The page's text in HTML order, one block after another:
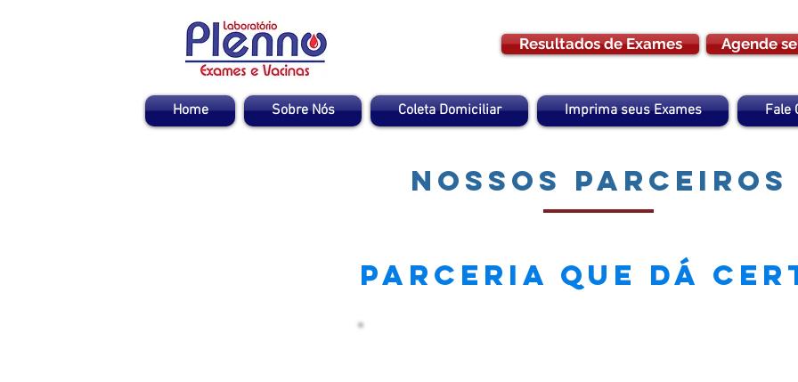
Resultados de Exames Agende
Home Sobre Nós Coleta Domiciliar Imprima seus Exames Fale
Nossos Parceiros
Parceria que dá